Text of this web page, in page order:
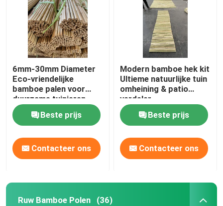
Blank bamboe-onderwielen
bamboehark
6mm-30mm Diameter
Eco-vriendelijke
bamboe palen voor
duurzame tuinieren
Beste prijs
Contacteer ons
Modern bamboe hek kit
Ultieme natuurlijke tuin
omheining & patio
verdeler
Beste prijs
Contacteer ons
Ruw Bamboe Polen (36)